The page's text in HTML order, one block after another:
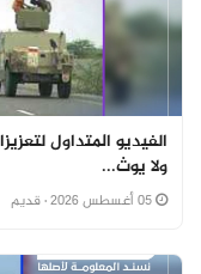
ولا يوث...
· قديم